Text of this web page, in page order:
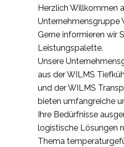
Herzlich Willkommen
Unternehmensgruppe
Gerne informieren wir
Leistungspalette.
Unsere
aus der WILMS
und der WILMS
bieten umfangreiche
Ihre Bedürfnisse
logistische Lösungen
Thema